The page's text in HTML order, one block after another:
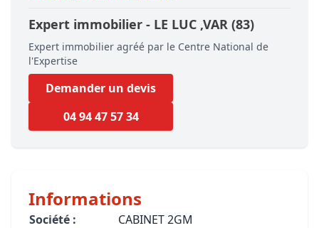
Expert immobilier - LE LUC ,VAR (83)
Expert immobilier agréé par le Centre National de
l'Expertise
Demander un devis
04 94 47 57 34
Informations
Société :
CABINET 2GM